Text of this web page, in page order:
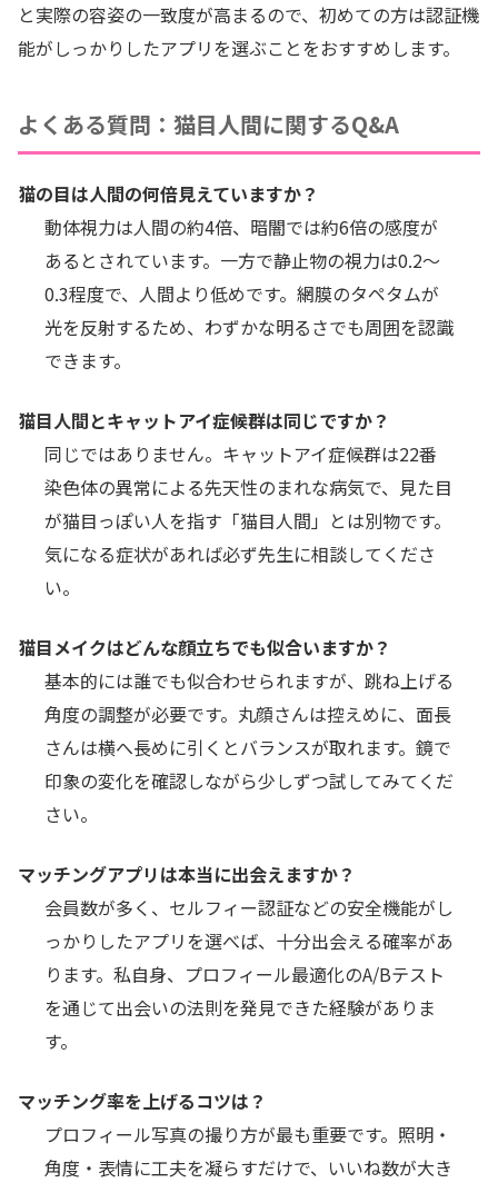
と実際の容姿の一致度が高まるので、初めての方は認証機
能がしっかりしたアプリを選ぶことをおすすめします。
よくある質問：猫目人間に関するQ&A
猫の目は人間の何倍見えていますか？
動体視力は人間の約4倍、暗闇では約6倍の感度が
あるとされています。一方で静止物の視力は0.2〜
0.3程度で、人間より低めです。網膜のタペタムが
光を反射するため、わずかな明るさでも周囲を認識
できます。
猫目人間とキャットアイ症候群は同じですか？
同じではありません。キャットアイ症候群は22番
染色体の異常による先天性のまれな病気で、見た目
が猫目っぽい人を指す「猫目人間」とは別物です。
気になる症状があれば必ず先生に相談してくださ
い。
猫目メイクはどんな顔立ちでも似合いますか？
基本的には誰でも似合わせられますが、跳ね上げる
角度の調整が必要です。丸顔さんは控えめに、面長
さんは横へ長めに引くとバランスが取れます。鏡で
印象の変化を確認しながら少しずつ試してみてくだ
さい。
マッチングアプリは本当に出会えますか？
会員数が多く、セルフィー認証などの安全機能がし
っかりしたアプリを選べば、十分出会える確率があ
ります。私自身、プロフィール最適化のA/Bテスト
を通じて出会いの法則を発見できた経験がありま
す。
マッチング率を上げるコツは？
プロフィール写真の撮り方が最も重要です。照明・
角度・表情に工夫を凝らすだけで、いいね数が大き